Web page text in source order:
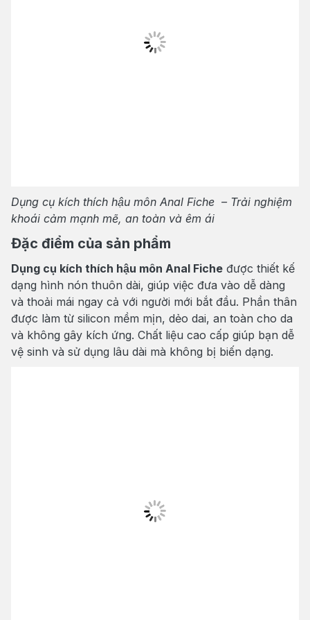
Dụng cụ kích thích hậu môn Anal Fiche – Trải nghiệm
khoái cảm mạnh mẽ, an toàn và êm ái
Đặc điểm của sản phẩm
Dụng cụ kích thích hậu môn Anal Fiche được thiết kế
dạng hình nón thuôn dài, giúp việc đưa vào dễ dàng
và thoải mái ngay cả với người mới bắt đầu. Phần thân
được làm từ silicon mềm mịn, dẻo dai, an toàn cho da
và không gây kích ứng. Chất liệu cao cấp giúp bạn dễ
vệ sinh và sử dụng lâu dài mà không bị biến dạng.